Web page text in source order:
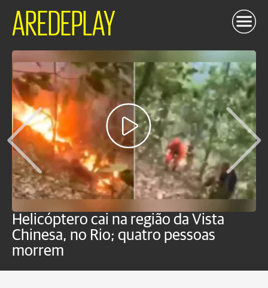
AREDEPLAY
Helicóptero cai na região da Vista
Chinesa, no Rio; quatro pessoas
morrem